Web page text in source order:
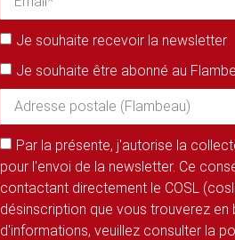
Je souhaite recevoir la newsletter
Je souhaite être abonné au
Par la présente, j'autorise la
pour l'envoi de la newsletter. Ce
contactant directement le COSL
désinscription que vous trouverez
d'informations, veuillez consulter la